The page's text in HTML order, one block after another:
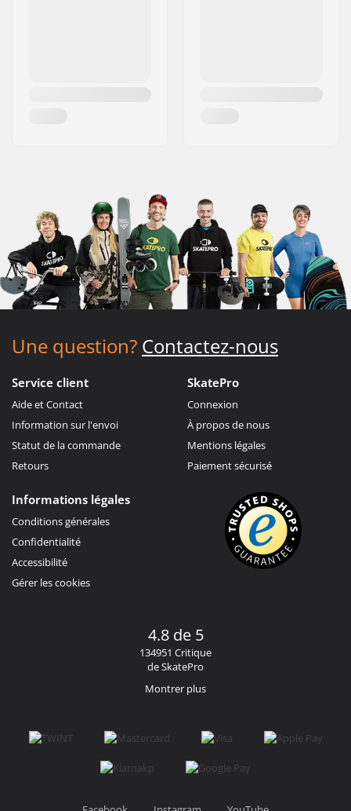
Une question? Contactez-nous
Service client
Aide et Contact
Information sur l'envoi
Statut de la commande
Retours
SkatePro
Connexion
À propos de nous
Mentions légales
Paiement sécurisé
Informations légales
Conditions générales
Confidentialité
Accessibilité
Gérer les cookies
4.8 de 5
134951 Critique
de SkatePro
Montrer plus